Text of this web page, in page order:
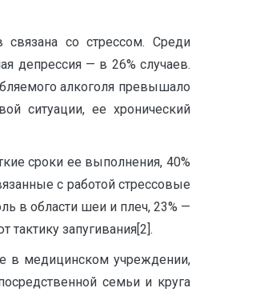
связана со стрессом. Среди
депрессия — в 26% случаев.
алкоголя превышало
ситуации, ее хронический
сроки ее выполнения, 40%
с работой стрессовые
в области шеи и плеч, 23% —
запугивания[2].
в медицинском учреждении,
семьи и круга